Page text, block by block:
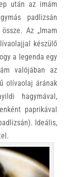
után az imám
padlizsán
Az „Imam
készülő
a legenda egy
valójában az
olívaolaj árának
hagymával,
paprikával
Ideális,